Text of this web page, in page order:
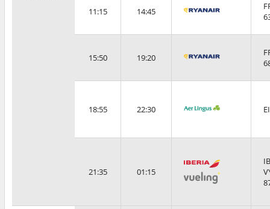
11:15 14:45
15:50 19:20
18:55 22:30
21:35 01:15